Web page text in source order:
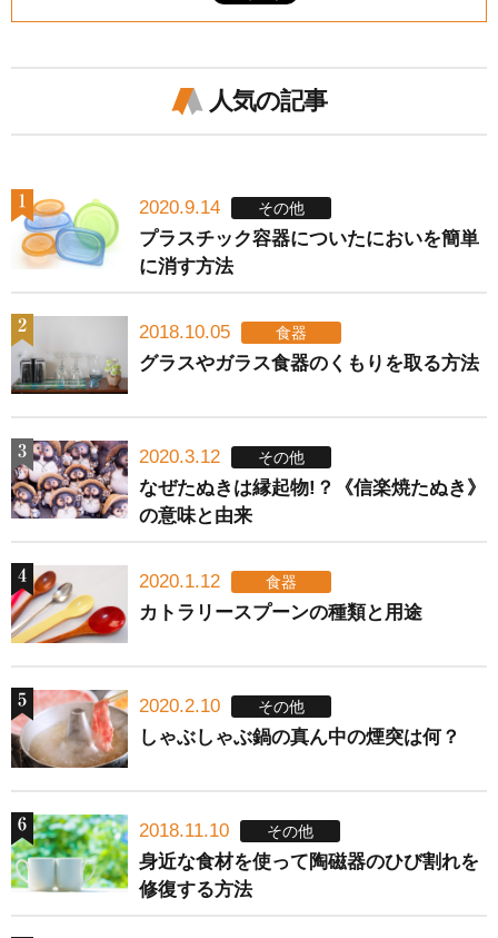
人気の記事
2020.9.14 その他
プラスチック容器についたにおいを簡単
に消す方法
2018.10.05 食器
グラスやガラス食器のくもりを取る方法
2020.3.12 その他
なぜたぬきは縁起物!？《信楽焼たぬき》
の意味と由来
2020.1.12 食器
カトラリースプーンの種類と用途
2020.2.10 その他
しゃぶしゃぶ鍋の真ん中の煙突は何？
2018.11.10 その他
身近な食材を使って陶磁器のひび割れを
修復する方法